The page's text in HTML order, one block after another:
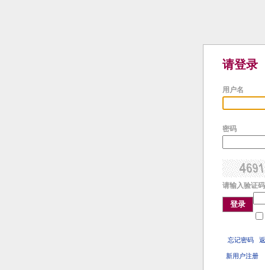
请登录
用户名
密码
请输入验证
登录
忘记密码
新用户注册